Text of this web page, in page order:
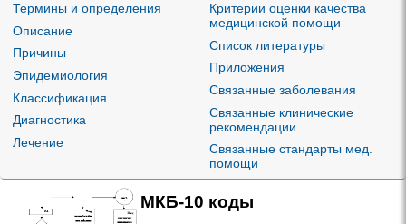
Термины и определения
Описание
Причины
Эпидемиология
Классификация
Диагностика
Лечение
Критерии оценки качества
медицинской помощи
Список литературы
Приложения
Связанные заболевания
Связанные клинические
рекомендации
Связанные стандарты мед.
помощи
МКБ-10 коды